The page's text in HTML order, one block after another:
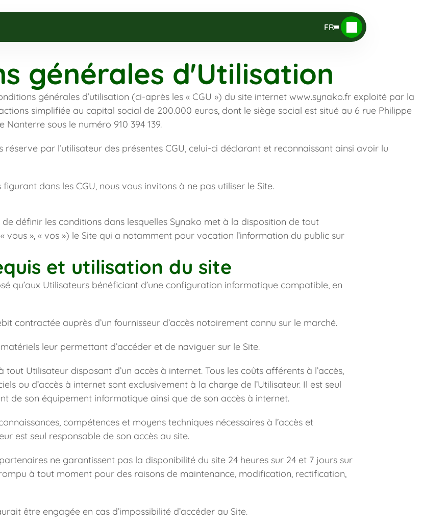
FR
générales d'Utilisation
générales d’utilisation (ci-après les « CGU ») du site internet www.synako.fr exploité par la
simplifiée au capital social de 200.000 euros, dont le siège social est situé au 6 rue Philippe
Nanterre sous le numéro 910 394 139.
par l’utilisateur des présentes CGU, celui-ci déclarant et reconnaissant ainsi avoir lu
dans les CGU, nous vous invitons à ne pas utiliser le Site.
définir les conditions dans lesquelles Synako met à la disposition de tout
vous », « vos ») le Site qui a notamment pour vocation l’information du public sur
et utilisation du site
qu’aux Utilisateurs bénéficiant d’une configuration informatique compatible, en
contractée auprès d’un fournisseur d’accès notoirement connu sur le marché.
leur permettant d’accéder et de naviguer sur le Site.
tout Utilisateur disposant d’un accès à internet. Tous les coûts afférents à l’accès,
ou d’accès à internet sont exclusivement à la charge de l’Utilisateur. Il est seul
de son équipement informatique ainsi que de son accès à internet.
compétences et moyens techniques nécessaires à l’accès et
est seul responsable de son accès au site.
ne garantissent pas la disponibilité du site 24 heures sur 24 et 7 jours sur
à tout moment pour des raisons de maintenance, modification, rectification,
être engagée en cas d’impossibilité d’accéder au Site.